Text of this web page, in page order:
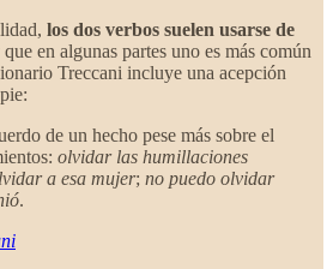
los dos verbos suelen usarse de
que en algunas partes uno es más común
Treccani incluye una acepción
de un hecho pese más sobre el
olvidar las humillaciones
a esa mujer; no puedo olvidar
.